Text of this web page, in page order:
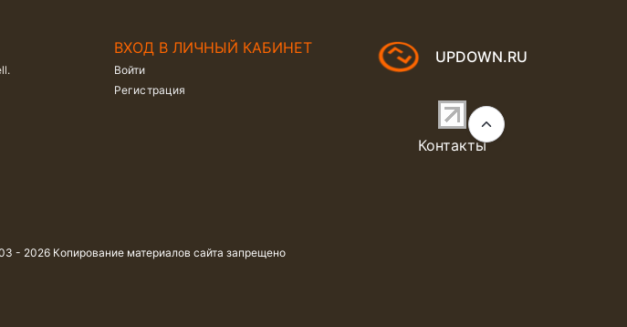
ВХОД В ЛИЧНЫЙ КАБИНЕТ
Войти
Регистрация
UPDOWN.RU
Контакты
- 2026 Копирование материалов сайта запрещено